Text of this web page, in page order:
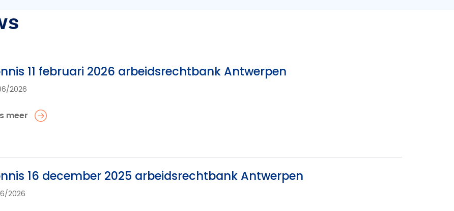
11 februari 2026 arbeidsrechtbank Antwerpen
2026
meer
16 december 2025 arbeidsrechtbank Antwerpen
2026